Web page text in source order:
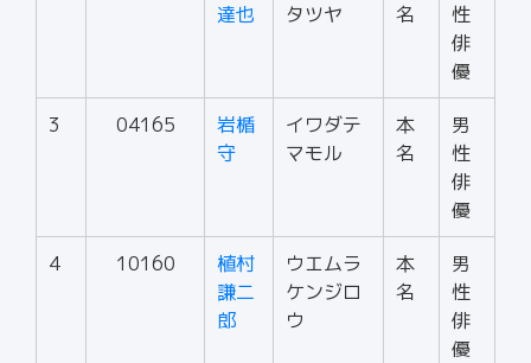
達也
タツヤ
名
性
俳
優
3 04165
岩楯
守
イワダテ
マモル
本
名
男
性
俳
優
4 10160
植村
謙二
郎
ウエムラ
ケンジロ
ウ
本
名
男
性
俳
優